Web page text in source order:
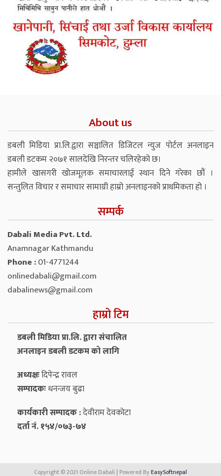
About us
डबली मिडिया प्रा.लि.द्वारा सञ्चालित डिजिटल न्युज पोर्टल अनलाइन
डबली डटकम २०७१ सालदेखि निरन्तर चलिरहेको छ।
हामीले खासगरी खोजमूलक समाचारलाई स्थान दिने गरेका छौं ।
सन्तुलित विचार र समाचार सामाग्री हाम्रो अनलाइनको प्राथमिकता हो ।
सम्पर्क
Dabali Media Pvt. Ltd.
Anamnagar Kathmandu
Phone :01-4771244
onlinedabali@gmail.com
dabalinews@gmail.com
हाम्रो टिम
डबली मिडिया प्रा.लि. द्वारा संचालित
अनलाइन डबली डटकम को लागि
अध्यक्षःदिपेन्द्र रावल
सम्पादकःधनन्‍जय बुढा
कार्यकारी सम्पादक :देवीराम देवकोटा
दर्ता नं. १५४/०७३-७४
Copyright © 2021 Online Dabali | Powered ByEasySoftnepal